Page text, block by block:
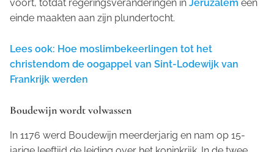
voort, totdat regeringsveranderingen in Jeruzalem een
einde maakten aan zijn plundertocht.
Lees ook: Hoe moslimbekeerlingen tot het
christendom de oogappel van Sint-Lodewijk van
Frankrijk werden
Boudewijn wordt volwassen
In 1176 werd Boudewijn meerderjarig en nam op 15-